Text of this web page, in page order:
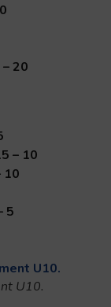
– 20
– 10
10
5
U10.